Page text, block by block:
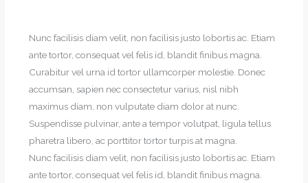
Nunc facilisis diam velit, non facilisis justo lobortis ac. Etiam
ante tortor, consequat vel felis id, blandit finibus magna.
Curabitur vel urna id tortor ullamcorper molestie. Donec
accumsan, sapien nec consectetur varius, nisl nibh
maximus diam, non vulputate diam dolor at nunc.
Suspendisse pulvinar, ante a tempor volutpat, ligula tellus
pharetra libero, ac porttitor tortor turpis at magna.
Nunc facilisis diam velit, non facilisis justo lobortis ac. Etiam
ante tortor, consequat vel felis id, blandit finibus magna.